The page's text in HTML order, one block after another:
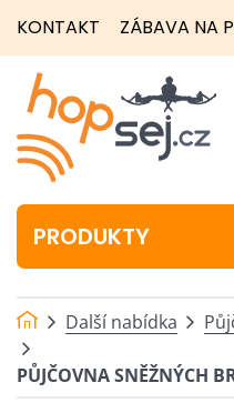
KONTAKT ZÁBAVA NA
PRODUKTY
Další nabídka
PŮJČOVNA SNĚŽNÝCH